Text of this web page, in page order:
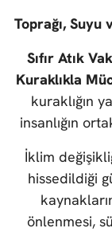
Toprağı, Suyu
Sıfır Atık
Kuraklıkla
kuraklığın
insanlığın
İklim
hissedildiği
önlenmesi,